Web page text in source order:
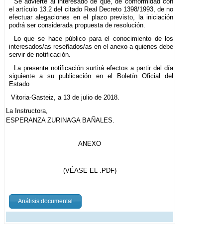
el artículo 13.2 del citado Real Decreto 1398/1993, de no
efectuar alegaciones en el plazo previsto, la iniciación
podrá ser considerada propuesta de resolución.
Lo que se hace público para el conocimiento de los
interesados/as reseñados/as en el anexo a quienes debe
servir de notificación.
La presente notificación surtirá efectos a partir del día
siguiente a su publicación en el Boletín Oficial del
Estado
Vitoria-Gasteiz, a 13 de julio de 2018.
La Instructora,
ESPERANZA ZURINAGA BAÑALES.
ANEXO
(VÉASE EL .PDF)
Análisis documental